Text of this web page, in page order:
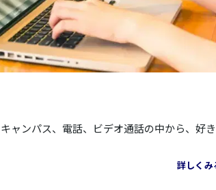
ャンパス、電話、ビデオ通話の中から、好
詳しくみ